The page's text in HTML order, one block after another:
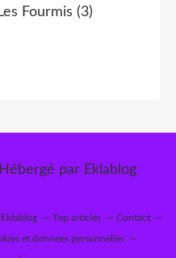
Fourmis (3)
par Eklablog
Top articles Contact
et données personnelles